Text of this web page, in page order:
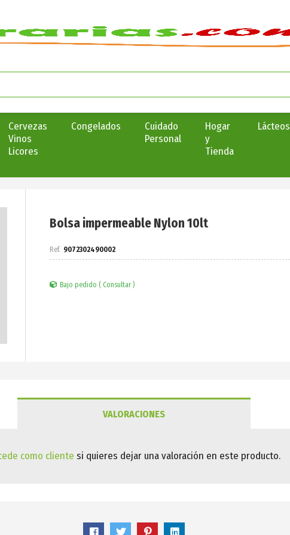
Cervezas
Vinos
Licores
Congelados
Cuidado
Personal
Hogar
y
Tienda
Lácteos
Bolsa impermeable Nylon 10lt
9072302490002
Bajo pedido ( Consultar )
VALORACIONES
como cliente si quieres dejar una valoración en este producto.